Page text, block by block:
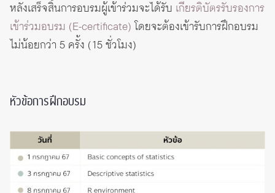
หลังเสร็จสิ้นการอบรมผู้เข้าร่วมจะได้รับ เกียรติบัตรรับรองการ
เข้าร่วมอบรม (E-certificate)โดยจะต้องเข้ารับการฝึกอบรม
ไม่น้อยกว่า 5 ครั้ง (15 ชั่วโมง)
หัวข้อการฝึกอบรม